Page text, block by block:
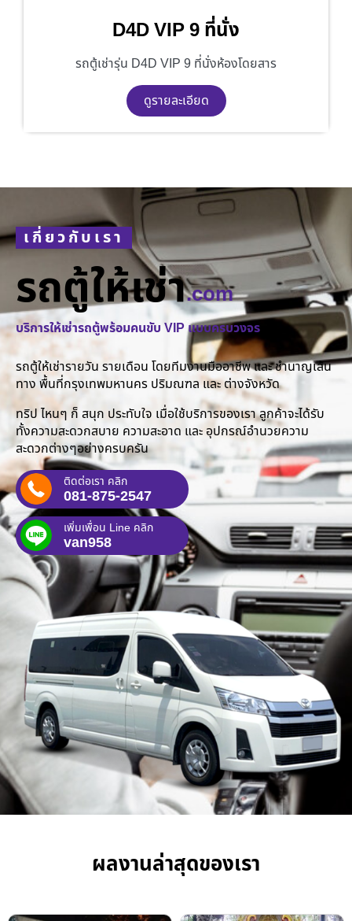
D4D VIP 9 ที่นั่ง
รถตู้เช่ารุ่น D4D VIP 9 ที่นั่งห้องโดยสาร
ดูรายละเอียด
เกี่ยวกับเรา
รถตู้ให้เช่า.com
บริการให้เช่ารถตู้พร้อมคนขับ VIP แบบครบวงจร
รถตู้ให้เช่ารายวัน รายเดือน โดยทีมงานมืออาชีพ และ ชำนาญเส้น
ทาง พื้นที่กรุงเทพมหานคร ปริมณฑล และ ต่างจังหวัด
ทริป ไหนๆ ก็ สนุก ประทับใจ เมื่อใช้บริการของเรา ลูกค้าจะได้รับ
ทั้งความสะดวกสบาย ความสะอาด และ อุปกรณ์อำนวยความ
สะดวกต่างๆอย่างครบครัน
ติดต่อเรา คลิก
081-875-2547
เพิ่มเพื่อน Line คลิก
van958
ผลงานล่าสุดของเรา